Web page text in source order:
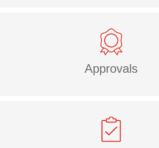
Approvals